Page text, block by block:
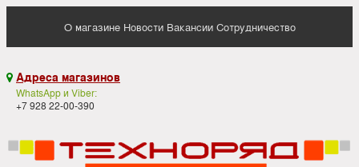
О магазине Новости Вакансии Сотрудничество
 Адреса магазинов
WhatsApp и Viber:
+7 928 22-00-390